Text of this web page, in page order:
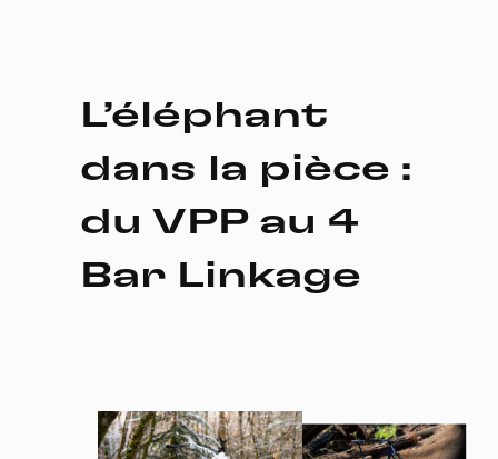
L’éléphant
dans la pièce :
du VPP au 4
Bar Linkage